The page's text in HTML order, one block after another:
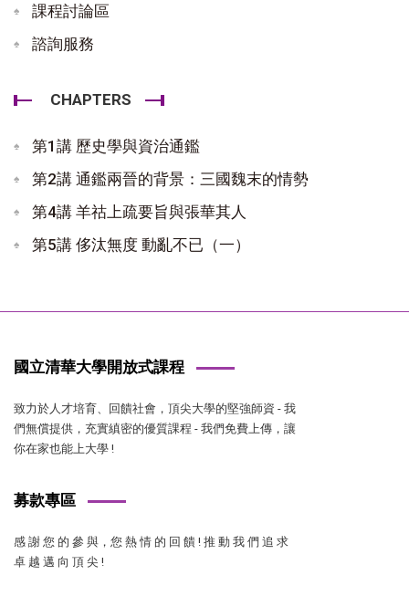
課程討論區
諮詢服務
CHAPTERS
第1講 歷史學與資治通鑑
第2講 通鑑兩晉的背景：三國魏末的情勢
第4講 羊祜上疏要旨與張華其人
第5講 侈汰無度 動亂不已（一）
國立清華大學開放式課程
致力於人才培育、回饋社會，頂尖大學的堅強師資 - 我
們無償提供，充實縝密的優質課程 - 我們免費上傳，讓
你在家也能上大學 !
募款專區
感 謝 您 的 參 與，您 熱 情 的 回 饋 ! 推 動 我 們 追 求
卓 越 邁 向 頂 尖 !